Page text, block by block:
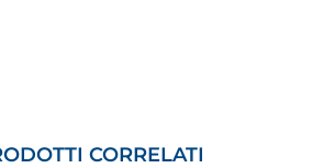
CORRELATI